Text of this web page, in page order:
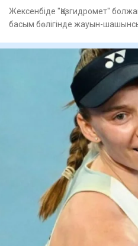
Жексенбіде "Қазгидромет"
басым бөлігінде жауын-